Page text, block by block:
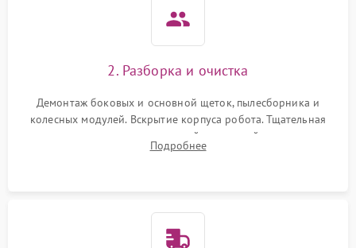
2. Разборка и очистка
Демонтаж боковых и основной щеток, пылесборника и
колесных модулей. Вскрытие корпуса робота. Тщательная
очистка внутренних полостей, шестерней и плат от
скопившейся пыли, волос и шерсти животных с
Подробнее